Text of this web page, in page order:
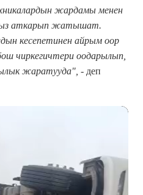
жардамы менен
аткарып жатышат.
кесепетинен айрым оор
чиркегичтери оодарылып,
жаратууда", - деп